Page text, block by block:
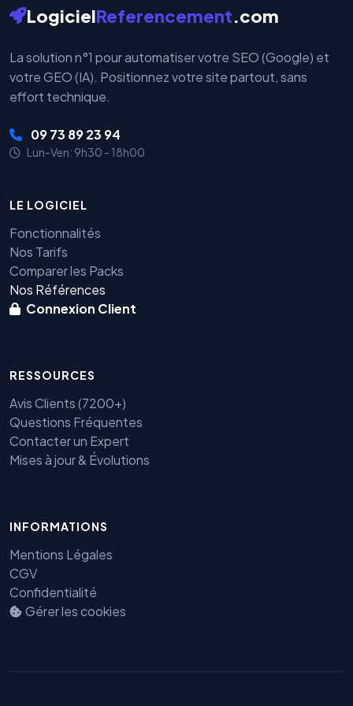
LogicielReferencement.com
La solution n°1 pour automatiser votre SEO (Google) et
votre GEO (IA). Positionnez votre site partout, sans
effort technique.
09 73 89 23 94
Lun-Ven: 9h30 - 18h00
LE LOGICIEL
Fonctionnalités
Nos Tarifs
Comparer les Packs
Nos Références
Connexion Client
RESSOURCES
Avis Clients (7200+)
Questions Fréquentes
Contacter un Expert
Mises à jour & Évolutions
INFORMATIONS
Mentions Légales
CGV
Confidentialité
Gérer les cookies